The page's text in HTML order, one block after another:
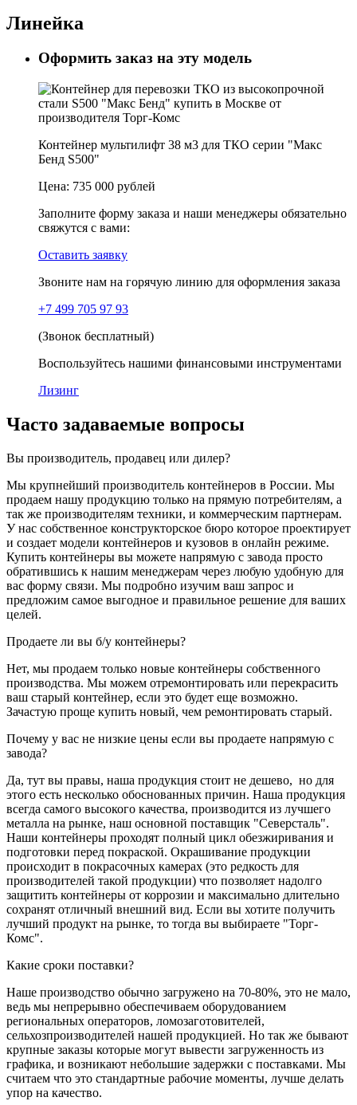
Линейка
Оформить заказ на эту модель
Контейнер мультилифт 38 м3 для ТКО серии "Макс
Бенд S500"
Цена: 735 000 рублей
Заполните форму заказа и наши менеджеры обязательно
свяжутся с вами:
Оставить заявку
Звоните нам на горячую линию для оформления заказа
+7 499 705 97 93
(Звонок бесплатный)
Воспользуйтесь нашими финансовыми инструментами
Лизинг
Часто задаваемые вопросы
Вы производитель, продавец или дилер?
Мы крупнейший производитель контейнеров в России. Мы
продаем нашу продукцию только на прямую потребителям, а
так же производителям техники, и коммерческим партнерам.
У нас собственное конструкторское бюро которое проектирует
и создает модели контейнеров и кузовов в онлайн режиме.
Купить контейнеры вы можете напрямую с завода просто
обратившись к нашим менеджерам через любую удобную для
вас форму связи. Мы подробно изучим ваш запрос и
предложим самое выгодное и правильное решение для ваших
целей.
Продаете ли вы б/у контейнеры?
Нет, мы продаем только новые контейнеры собственного
производства. Мы можем отремонтировать или перекрасить
ваш старый контейнер, если это будет еще возможно.
Зачастую проще купить новый, чем ремонтировать старый.
Почему у вас не низкие цены если вы продаете напрямую с
завода?
Да, тут вы правы, наша продукция стоит не дешево, но для
этого есть несколько обоснованных причин. Наша продукция
всегда самого высокого качества, производится из лучшего
металла на рынке, наш основной поставщик "Северсталь".
Наши контейнеры проходят полный цикл обезжиривания и
подготовки перед покраской. Окрашивание продукции
происходит в покрасочных камерах (это редкость для
производителей такой продукции) что позволяет надолго
защитить контейнеры от коррозии и максимально длительно
сохранят отличный внешний вид. Если вы хотите получить
лучший продукт на рынке, то тогда вы выбираете "Торг-
Комс".
Какие сроки поставки?
Наше производство обычно загружено на 70-80%, это не мало,
ведь мы непрерывно обеспечиваем оборудованием
региональных операторов, ломозаготовителей,
сельхозпроизводителей нашей продукцией. Но так же бывают
крупные заказы которые могут вывести загруженность из
графика, и возникают небольшие задержки с поставками. Мы
считаем что это стандартные рабочие моменты, лучше делать
упор на качество.